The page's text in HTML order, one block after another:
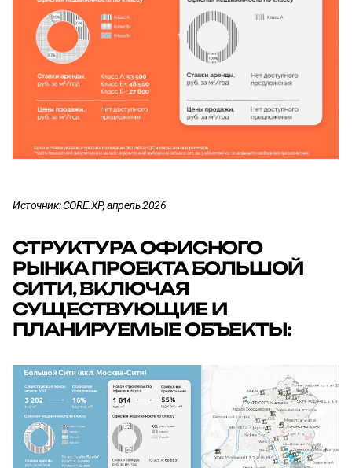
Источник: CORE.XP, апрель 2026
СТРУКТУРА ОФИСНОГО
РЫНКА ПРОЕКТА БОЛЬШОЙ
СИТИ, ВКЛЮЧАЯ
СУЩЕСТВУЮЩИЕ И
ПЛАНИРУЕМЫЕ ОБЪЕКТЫ: